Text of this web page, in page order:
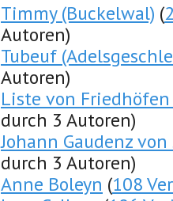
Timmy (Buckelwal) (
Autoren)
Tubeuf
Autoren)
Liste von
durch 3 Autoren)
Johann Gaudenz
durch 3 Autoren)
Anne Boleyn (108